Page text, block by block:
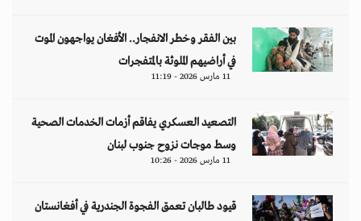
بين الفقر وخطر الانفجار.. الأفغان يواجهون الموت
في أراضيهم الملوثة بالمتفجرات
11 مارس 2026 - 11:19
التصعيد العسكري يفاقم أزمات الخدمات الصحية
وسط موجات نزوح جنوب لبنان
11 مارس 2026 - 10:26
قيود طالبان تعمق الفجوة الجندرية في أفغانستان